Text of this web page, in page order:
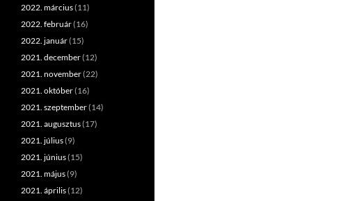
2022. március(11)
2022. február(16)
2022. január(15)
2021. december(12)
2021. november(22)
2021. október(16)
2021. szeptember(14)
2021. augusztus(17)
2021. július(9)
2021. június(15)
2021. május(9)
2021. április(12)